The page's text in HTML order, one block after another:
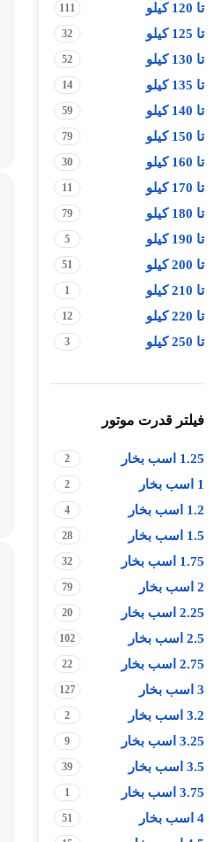
تا 120 کیلو 111
تا 125 کیلو 32
تا 130 کیلو 52
تا 135 کیلو 14
تا 140 کیلو 59
تا 150 کیلو 79
تا 160 کیلو 30
تا 170 کیلو 11
تا 180 کیلو 79
تا 190 کیلو 5
تا 200 کیلو 51
تا 210 کیلو 1
تا 220 کیلو 12
تا 250 کیلو 3
فیلتر قدرت موتور
1.25 اسب بخار 2
1 اسب بخار 2
1.2 اسب بخار 4
1.5 اسب بخار 28
1.75 اسب بخار 32
2 اسب بخار 79
2.25 اسب بخار 20
2.5 اسب بخار 102
2.75 اسب بخار 22
3 اسب بخار 127
3.2 اسب بخار 2
3.25 اسب بخار 9
3.5 اسب بخار 39
3.75 اسب بخار 1
4 اسب بخار 51